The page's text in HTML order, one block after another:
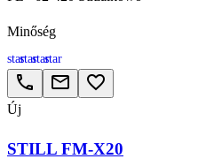
Minőség
starstarstarstar
call email favorite_border
Új
STILL FM-X20